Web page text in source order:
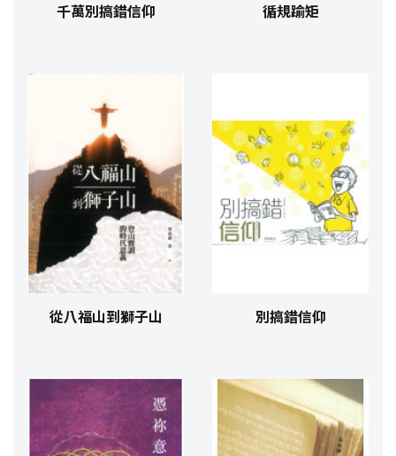
千萬別搞錯信仰 循規踰矩
從八福山到獅子山 別搞錯信仰